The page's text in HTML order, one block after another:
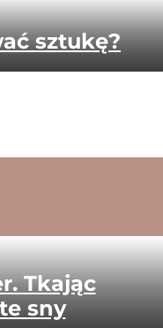
sztukę?
Tkając
sny